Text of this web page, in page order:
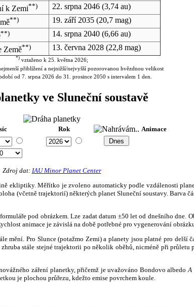
k Zemi**) 22. srpna 2046(3,74 au)
**) 19. září 2035(20,7 mag)
**) 14. srpna 2040(6,66 au)
Země**) 13. června 2028(22,8 mag)
*)vztaženo k 25. května 2026;
přiblížení a nejnižší/nejvyšší pozorovanou hvězdnou velikost
od 7. srpna 2026 do 31. prosince 2050 s intervalem 1 den.
ve Sluneční soustavě
Rok Animace
Zdroj dat: IAU Minor Planet Center
ekliptiky. Měřítko je zvoleno automaticky podle vzdálenosti
(včetně trajektorií) některých planet Sluneční soustavy. Barva
pod obrázkem. Lze zadat datum ±50 let od dnešního dne.
animace je závislá na době potřebné pro vygenerování
mění. Pro Slunce (potažmo Zemi) a planety jsou platné pro
stále stejné trajektorii po několik oběhů, nicméně při
záření planetky, přičemž je uvažováno Bondovo albedo A
je plochou průřezu, kdežto emise povrchem koule.